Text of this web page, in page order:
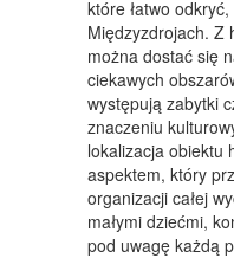
ART.
MATERIAŁY
które łatwo
Międzyzdrojach. Z
można dostać się
ciekawych
występują zabytki
znaczeniu
lokalizacja obiektu
aspektem, który
organizacji całej
małymi dziećmi,
pod uwagę każdą